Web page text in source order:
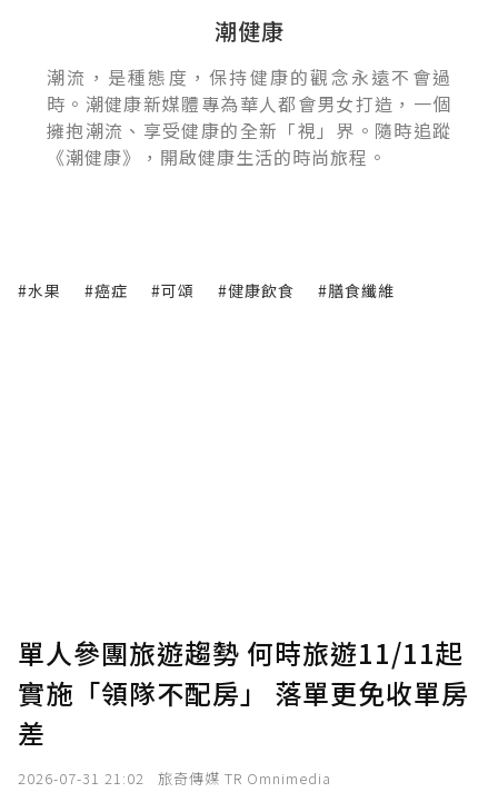
潮健康
潮流，是種態度，保持健康的觀念永遠不會過
時。潮健康新媒體專為華人都會男女打造，一個
擁抱潮流、享受健康的全新「視」界。隨時追蹤
《潮健康》，開啟健康生活的時尚旅程。
#水果 #癌症 #可頌 #健康飲食 #膳食纖維
單人參團旅遊趨勢 何時旅遊11/11起
實施「領隊不配房」 落單更免收單房
差
2026-07-31 21:02 旅奇傳媒 TR Omnimedia